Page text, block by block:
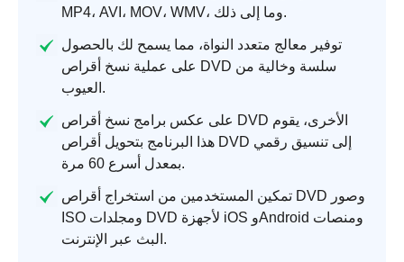
MP4، AVI، MOV، WMV، وما إلى ذلك.
توفير معالج متعدد النواة، مما يسمح لك بالحصول
على عملية نسخ أقراص DVD سلسة وخالية من
العيوب.
على عكس برامج نسخ أقراص DVD الأخرى، يقوم
هذا البرنامج بتحويل أقراص DVD إلى تنسيق رقمي
بمعدل أسرع 60 مرة.
تمكين المستخدمين من استخراج أقراص DVD وصور
ISO ومجلدات DVD لأجهزة iOS وAndroid ومنصات
البث عبر الإنترنت.